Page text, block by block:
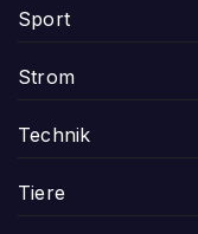
Sport
Strom
Technik
Tiere